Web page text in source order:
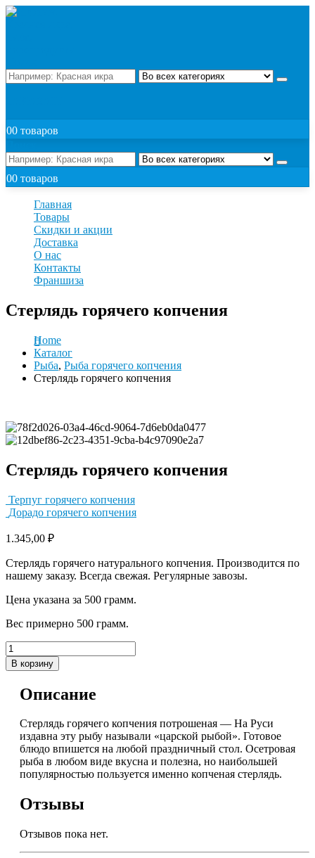
00 товаров
00 товаров
Главная
Товары
Скидки и акции
Доставка
О нас
Контакты
Франшиза
Стерлядь горячего копчения
Home
Каталог
Рыба, Рыба горячего копчения
Стерлядь горячего копчения
Стерлядь горячего копчения
Терпуг горячего копчения
Дорадо горячего копчения
1.345,00 ₽
Стерлядь горячего натурального копчения. Производится по
нашему заказу. Всегда свежая. Регулярные завозы.
Цена указана за 500 грамм.
Вес примерно 500 грамм.
В корзину
Описание
Стерлядь горячего копчения потрошеная — На Руси
издавна эту рыбу называли «царской рыбой». Готовое
блюдо впишется на любой праздничный стол. Осетровая
рыба в любом виде вкусна и полезна, но наибольшей
популярностью пользуется именно копченая стерлядь.
Отзывы
Отзывов пока нет.